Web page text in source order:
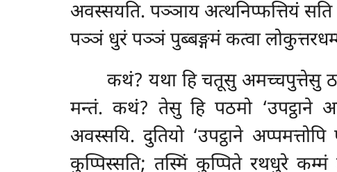
अवस्सयति. पञ्ञाय अत्थनिप्फत्तियं सति
पञ्ञं धुरं पञ्ञं पुब्बङ्गमं कत्वा
कथं? यथा हि चतूसु अमच्चपुत्तेसु
मन्तं. कथं? तेसु हि पठमो ‘उपट्ठाने
अवस्सयि. दुतियो ‘उपट्ठाने
कुप्पिस्सति; तस्मिं कुप्पिते रथधुरे कम्मं